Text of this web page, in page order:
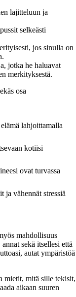
lajitteluun ja
selkeästi
jos sinulla on
jotka he haluavat
merkityksestä.
osa
lahjoittamalla
kotiisi
ovat turvassa
vähennät stressiä
mahdollisuus
sekä itsellesi että
autat ympäristöä
mietit, mitä sille tekisit,
aikaan suuren